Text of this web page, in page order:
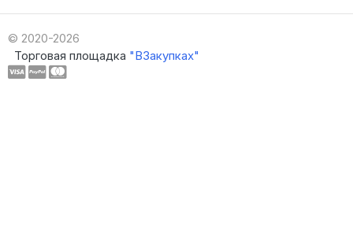
© 2020-2026
Торговая площадка "ВЗакупках"